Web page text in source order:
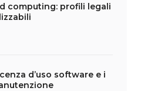
computing: profili legali
d’uso software e i